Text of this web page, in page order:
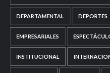
DEPARTAMENTAL DEPORTES
EMPRESARIALES
INSTITUCIONAL